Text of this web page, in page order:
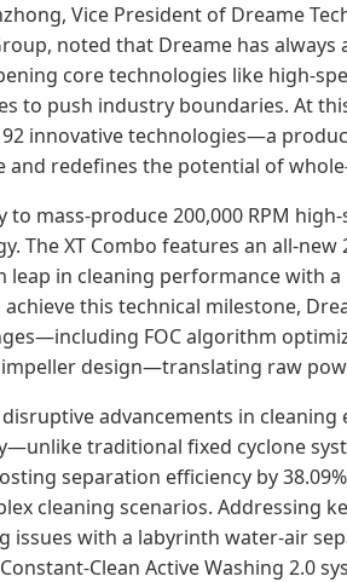
Vice President of Dreame
noted that Dreame has
core technologies like high-
to push industry boundaries. At
innovative technologies—a
and redefines the potential of
to mass-produce 200,000 RPM
The XT Combo features an all-
leap in cleaning performance with
this technical milestone,
FOC algorithm
impeller design—translating raw
advancements in
traditional fixed cyclone
separation efficiency by
cleaning scenarios. Addressing
issues with a labyrinth water-air
Clean Active Washing 2.0